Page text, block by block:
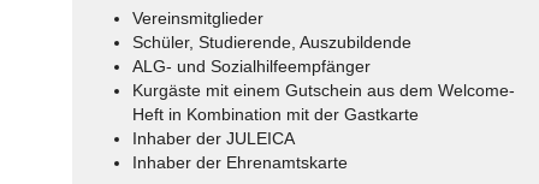
Vereinsmitglieder
Schüler, Studierende, Auszubildende
ALG- und Sozialhilfeempfänger
Kurgäste mit einem Gutschein aus dem Welcome-
Heft in Kombination mit der Gastkarte
Inhaber der JULEICA
Inhaber der Ehrenamtskarte